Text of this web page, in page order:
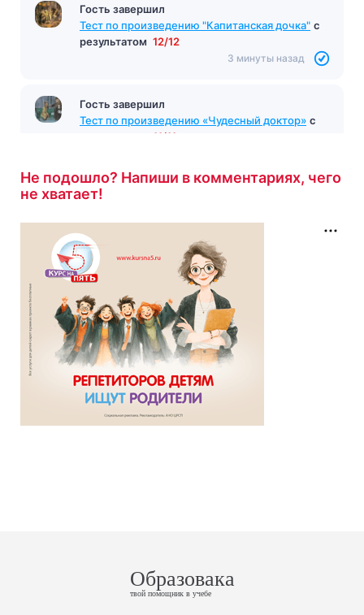
Гость завершил
Тест по произведению "Капитанская дочка" с
результатом
12/12
3 минуты назад
Гость завершил
Тест по произведению «Чудесный доктор»
Не подошло? Напиши в комментариях, чего
не хватает!
Образовака
твой помощник в учебе